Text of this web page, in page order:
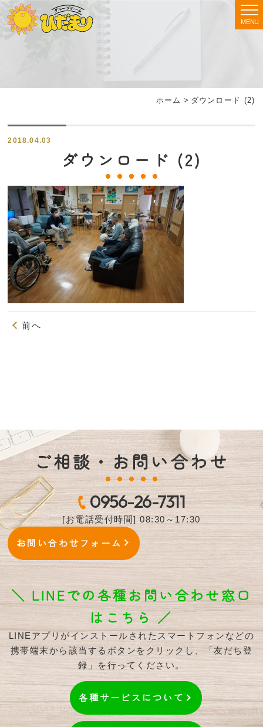
MENU
ホーム > ダウンロード (2)
2018.04.03
ダウンロード (2)
前へ
ご相談・お問い合わせ
0956-26-7311
[お電話受付時間] 08:30～17:30
お問い合わせフォーム
＼ LINEでの各種お問い合わせ窓口
はこちら ／
LINEアプリがインストールされたスマートフォンなどの
携帯端末から該当するボタンをクリックし、「友だち登
録」を行ってください。
各種サービスについて